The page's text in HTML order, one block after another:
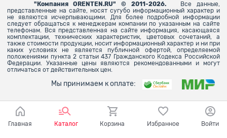
" Компания ORENTEN.RU" © 2011-2026.
Все данные,
представленные на сайте, носят сугубо информационный характер и
не являются исчерпывающими. Для более подробной информации
следует обращаться к менеджерам компании по указанным на сайте
телефонам. Вся представленная на сайте информация, касающаяся
комплектации, технических характеристик, цветовых сочетаний, а
также стоимости продукции, носит информационный характер и ни при
каких условиях не является публичной офертой, определяемой
положениями пункта 2 статьи 437 Гражданского Кодекса Российской
Федерации. Указанные цены являются рекомендованными и могут
отличаться от действительных цен.
Мы принимаем к оплате:
Главная Каталог Корзина Избранное Войти